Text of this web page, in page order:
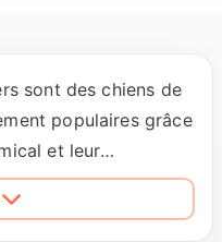
sont des chiens de
populaires grâce
et leur
nous offrons
professionnels